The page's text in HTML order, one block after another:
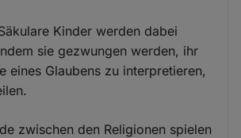
Kinder werden dabei
sie gezwungen werden, ihr
eines Glaubens zu interpretieren,
zwischen den Religionen spielen